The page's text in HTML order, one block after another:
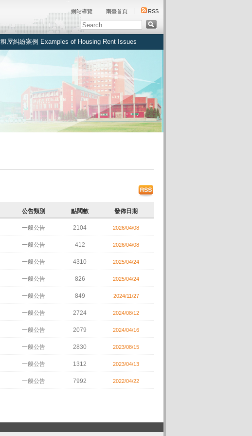
網站導覽 南臺首頁 RSS
租屋糾紛案例 Examples of Housing Rent Issues
公告類別 點閱數 發佈日期
一般公告 2104 2026/04/08
一般公告 412 2026/04/08
一般公告 4310 2025/04/24
一般公告 826 2025/04/24
一般公告 849 2024/11/27
一般公告 2724 2024/08/12
一般公告 2079 2024/04/16
一般公告 2830 2023/08/15
一般公告 1312 2023/04/13
一般公告 7992 2022/04/22